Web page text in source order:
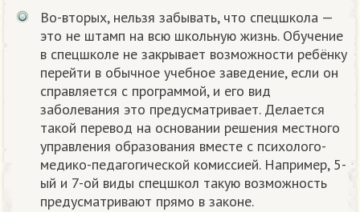
Во-вторых, нельзя забывать, что спецшкола —
это не штамп на всю школьную жизнь. Обучение
в спецшколе не закрывает возможности ребёнку
перейти в обычное учебное заведение, если он
справляется с программой, и его вид
заболевания это предусматривает. Делается
такой перевод на основании решения местного
управления образования вместе с психолого-
медико-педагогической комиссией. Например, 5-
ый и 7-ой виды спецшкол такую возможность
предусматривают прямо в законе.